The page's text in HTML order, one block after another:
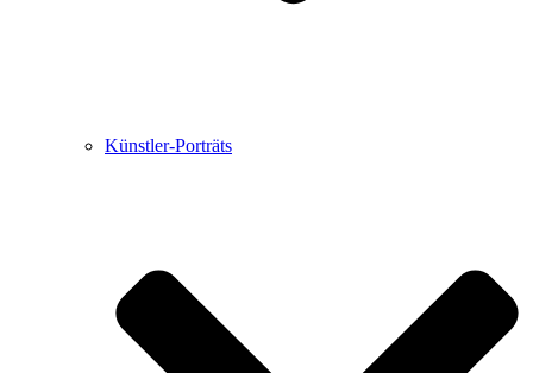
Künstler-Porträts